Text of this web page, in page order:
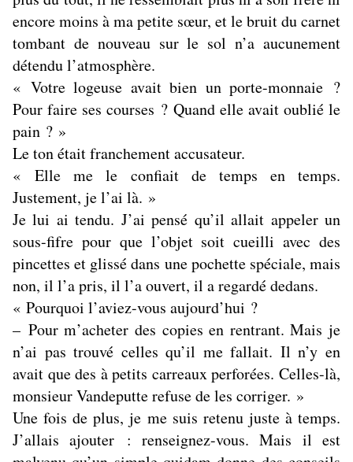
encore moins à ma petite sœur, et le bruit du carnet
tombant de nouveau sur le sol n’a aucunement
détendu l’atmosphère.
« Votre logeuse avait bien un porte-monnaie ?
Pour faire ses courses ? Quand elle avait oublié le
pain ? »
Le ton était franchement accusateur.
« Elle me le confiait de temps en temps.
Justement, je l’ai là. »
Je lui ai tendu. J’ai pensé qu’il allait appeler un
sous-fifre pour que l’objet soit cueilli avec des
pincettes et glissé dans une pochette spéciale, mais
non, il l’a pris, il l’a ouvert, il a regardé dedans.
« Pourquoi l’aviez-vous aujourd’hui ?
– Pour m’acheter des copies en rentrant. Mais je
n’ai pas trouvé celles qu’il me fallait. Il n’y en
avait que des à petits carreaux perforées. Celles-là,
monsieur Vandeputte refuse de les corriger. »
Une fois de plus, je me suis retenu juste à temps.
J’allais ajouter : renseignez-vous. Mais il est